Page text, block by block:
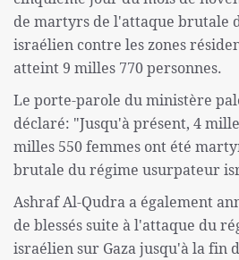
de martyrs de l'attaque brutale
israélien contre les zones
atteint 9 milles 770 personnes.
Le porte-parole du ministère
déclaré: "Jusqu'à présent, 4
milles 550 femmes ont été
brutale du régime usurpateur
Ashraf Al-Qudra a également
de blessés suite à l'attaque du
israélien sur Gaza jusqu'à la fin